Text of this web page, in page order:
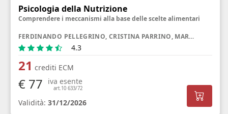
Psicologia della Nutrizione
Comprendere i meccanismi alla base delle scelte alimentari
FERDINANDO PELLEGRINO, CRISTINA PARRINO, MARIANNA PASQUA
4.3
21 crediti ECM
€ 77 iva esente
art.10 633/72
Validità: 31/12/2026